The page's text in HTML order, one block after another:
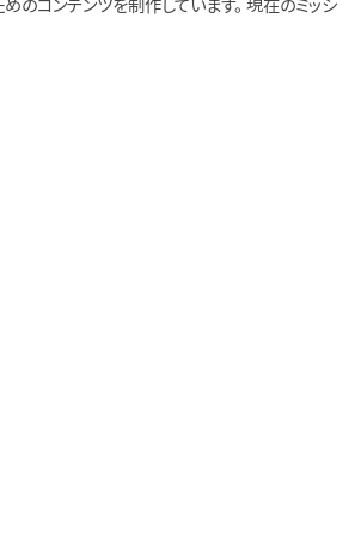
のコンテンツを制作しています。 現在のミッシ